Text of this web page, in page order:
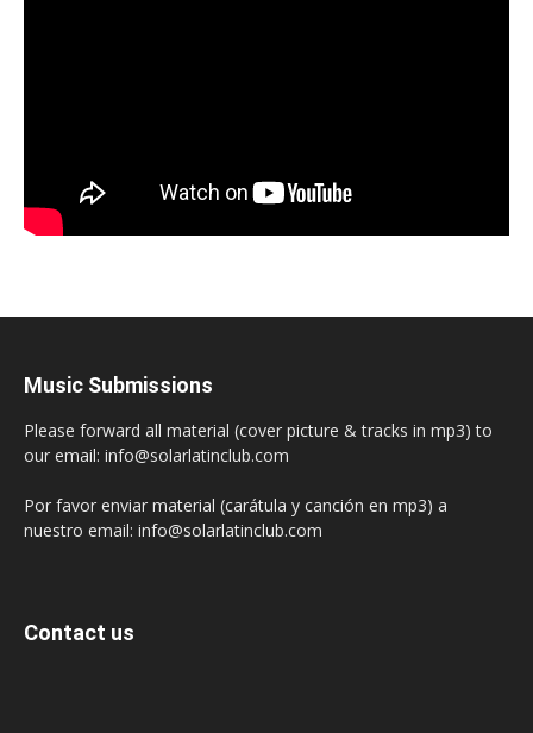
Music Submissions
Please forward all material (cover picture & tracks in mp3) to
our email: info@solarlatinclub.com
Por favor enviar material (carátula y canción en mp3) a
nuestro email: info@solarlatinclub.com
Contact us